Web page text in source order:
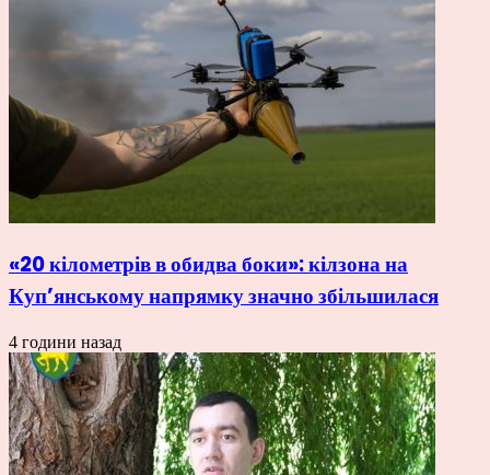
«20 кілометрів в обидва боки»: кілзона на
Куп’янському напрямку значно збільшилася
4 години назад